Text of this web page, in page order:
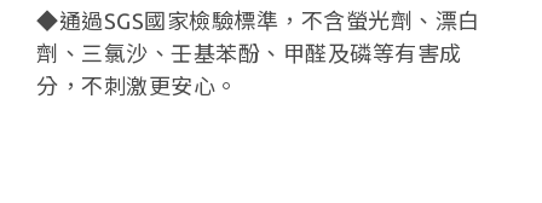
◆通過SGS國家檢驗標準，不含螢光劑、漂白
劑、三氯沙、壬基苯酚、甲醛及磷等有害成
分，不刺激更安心。